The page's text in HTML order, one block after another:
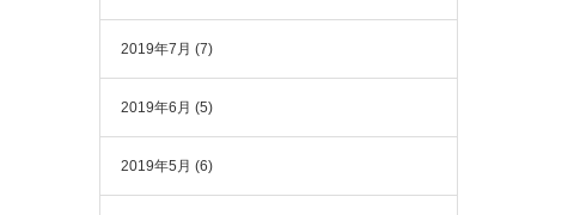
2019年7月 (7)
2019年6月 (5)
2019年5月 (6)